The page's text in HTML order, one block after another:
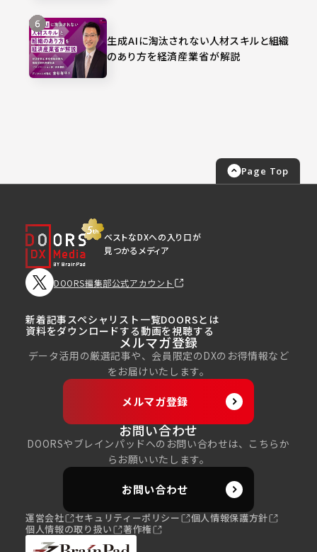
生成AIに淘汰されない人材スキルと組織
のあり方を経済産業省が解説
Page Top
ベストなDXへの入り口が
見つかるメディア
DOORS編集部公式アカウント
新着記事スペシャリスト一覧DOORSとは
資料をダウンロードする動画を視聴する
メルマガ登録
データ活用の厳選記事や、会員限定のDXのお得情報など
をお届けいたします。
メルマガ登録
お問い合わせ
DOORSやブレインパッドへのお問い合わせは、こちらか
らお願いいたします。
お問い合わせ
運営会社 セキュリティーポリシー
個人情報保護方針
個人情報の取り扱い
著作権